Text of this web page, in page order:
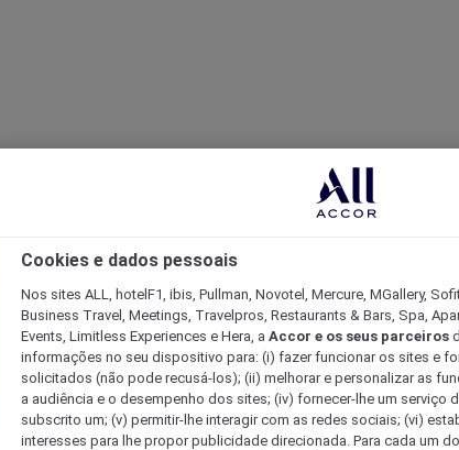
Cookies e dados pessoais
Nos sites ALL, hotelF1, ibis, Pullman, Novotel, Mercure, MGallery,
Business Travel, Meetings, Travelpros, Restaurants & Bars, Spa,
Events, Limitless Experiences e Hera, a Accor e os seus parceiros
informações no seu dispositivo para: (i) fazer funcionar os sites e
solicitados (não pode recusá-los); (ii) melhorar e personalizar as
a audiência e o desempenho dos sites; (iv) fornecer-lhe um serviço
subscrito um; (v) permitir-lhe interagir com as redes sociais; (vi)
interesses para lhe propor publicidade direcionada. Para cada um